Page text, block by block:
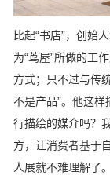
比起“书店”，创始
为“茑屋”所做的工
方式；只不过与传
不是产品”。他这
行描绘的媒介吗？
方，让消费者基于
人展就不难理解了。